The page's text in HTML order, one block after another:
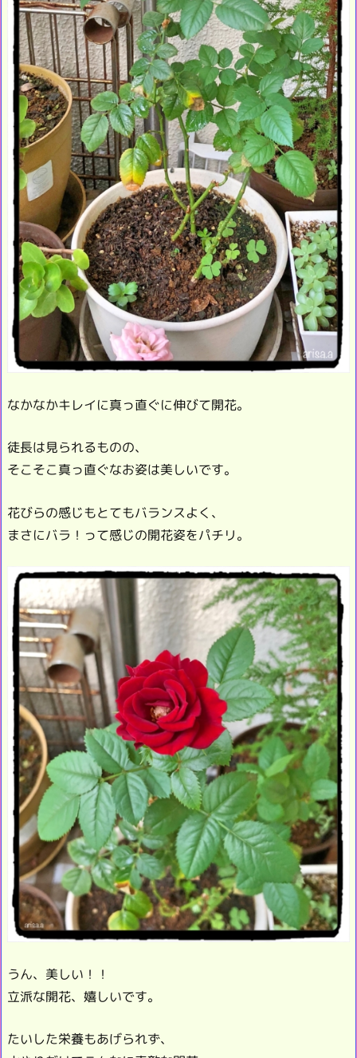
なかなかキレイに真っ直ぐに伸びて開花。
徒長は見られるものの、
そこそこ真っ直ぐなお姿は美しいです。
花びらの感じもとてもバランスよく、
まさにバラ！って感じの開花姿をパチリ。
うん、美しい！！
立派な開花、嬉しいです。
たいした栄養もあげられず、